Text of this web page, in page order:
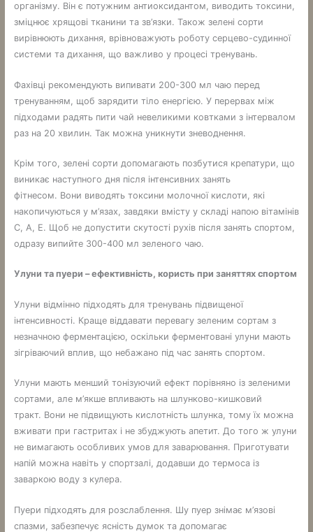
організму. Він є потужним антиоксидантом, виводить токсини,
зміцнює хрящові тканини та зв’язки. Також зелені сорти
вирівнюють дихання, врівноважують роботу серцево-судинної
системи та дихання, що важливо у процесі тренувань.
Фахівці рекомендують випивати 200-300 мл чаю перед
тренуванням, щоб зарядити тіло енергією. У перервах між
підходами радять пити чай невеликими ковтками з інтервалом
раз на 20 хвилин. Так можна уникнути зневоднення.
Крім того, зелені сорти допомагають позбутися крепатури, що
виникає наступного дня після інтенсивних занять
фітнесом. Вони виводять токсини молочної кислоти, які
накопичуються у м’язах, завдяки вмісту у складі напою вітамінів
С, А, Е. Щоб не допустити скутості рухів після занять спортом,
одразу випийте 300-400 мл зеленого чаю.
Улуни та пуери – ефективність, користь при заняттях спортом
Улуни відмінно підходять для тренувань підвищеної
інтенсивності. Краще віддавати перевагу зеленим сортам з
незначною ферментацією, оскільки ферментовані улуни мають
зігріваючий вплив, що небажано під час занять спортом.
Улуни мають менший тонізуючий ефект порівняно із зеленими
сортами, але м’якше впливають на шлунково-кишковий
тракт. Вони не підвищують кислотність шлунка, тому їх можна
вживати при гастритах і не збуджують апетит. До того ж улуни
не вимагають особливих умов для заварювання. Приготувати
напій можна навіть у спортзалі, додавши до термоса із
заваркою воду з кулера.
Пуери підходять для розслаблення. Шу пуер знімає м’язові
спазми, забезпечує ясність думок та допомагає